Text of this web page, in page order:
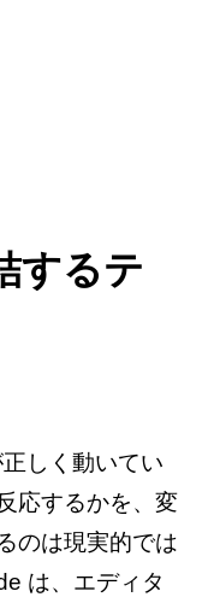
するテ
しく動いてい
応するかを、変
のは現実的では
は、エディタ